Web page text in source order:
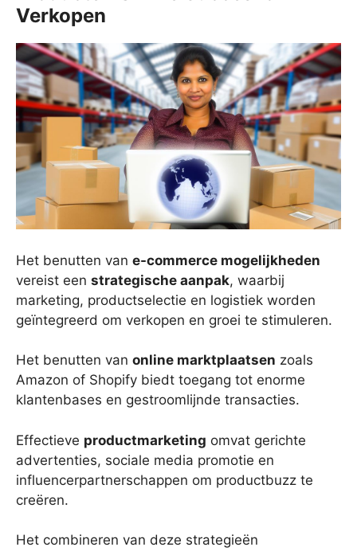
Verkopen
Het benutten van e-commerce mogelijkheden
vereist een strategische aanpak, waarbij
marketing, productselectie en logistiek worden
geïntegreerd om verkopen en groei te stimuleren.
Het benutten van online marktplaatsen zoals
Amazon of Shopify biedt toegang tot enorme
klantenbases en gestroomlijnde transacties.
Effectieve productmarketing omvat gerichte
advertenties, sociale media promotie en
influencerpartnerschappen om productbuzz te
creëren.
Het combineren van deze strategieën